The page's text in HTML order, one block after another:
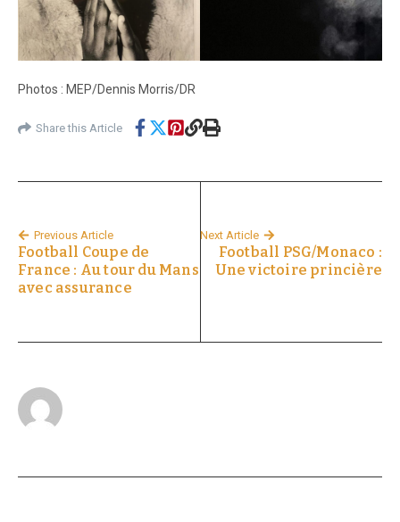
Photos : MEP/Dennis Morris/DR
Share this Article
Previous Article
Football Coupe de
France : Au tour du Mans
avec assurance
Next Article
Football PSG/Monaco :
Une victoire princière